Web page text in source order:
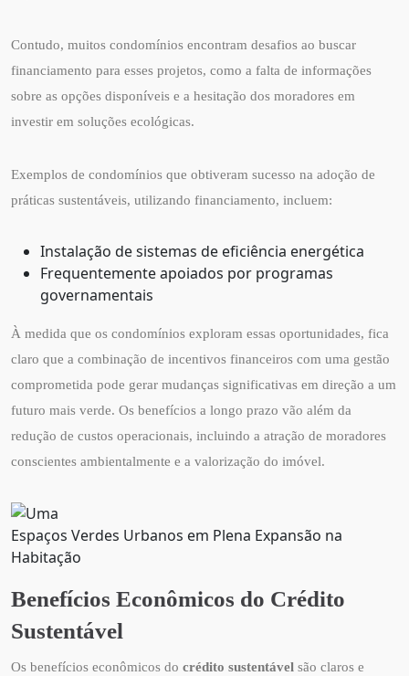
Contudo, muitos condomínios encontram desafios ao buscar
financiamento para esses projetos, como a falta de informações
sobre as opções disponíveis e a hesitação dos moradores em
investir em soluções ecológicas.
Exemplos de condomínios que obtiveram sucesso na adoção de
práticas sustentáveis, utilizando financiamento, incluem:
Instalação de sistemas de eficiência energética
Frequentemente apoiados por programas
governamentais
À medida que os condomínios exploram essas oportunidades, fica
claro que a combinação de incentivos financeiros com uma gestão
comprometida pode gerar mudanças significativas em direção a um
futuro mais verde. Os benefícios a longo prazo vão além da
redução de custos operacionais, incluindo a atração de moradores
conscientes ambientalmente e a valorização do imóvel.
Espaços Verdes Urbanos em Plena Expansão na
Habitação
Benefícios Econômicos do Crédito
Sustentável
Os benefícios econômicos do crédito sustentável são claros e